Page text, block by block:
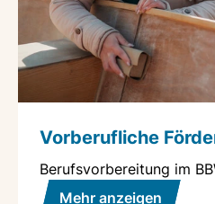
Vorberufliche
Berufsvorbereitung im
Mehr anzeigen